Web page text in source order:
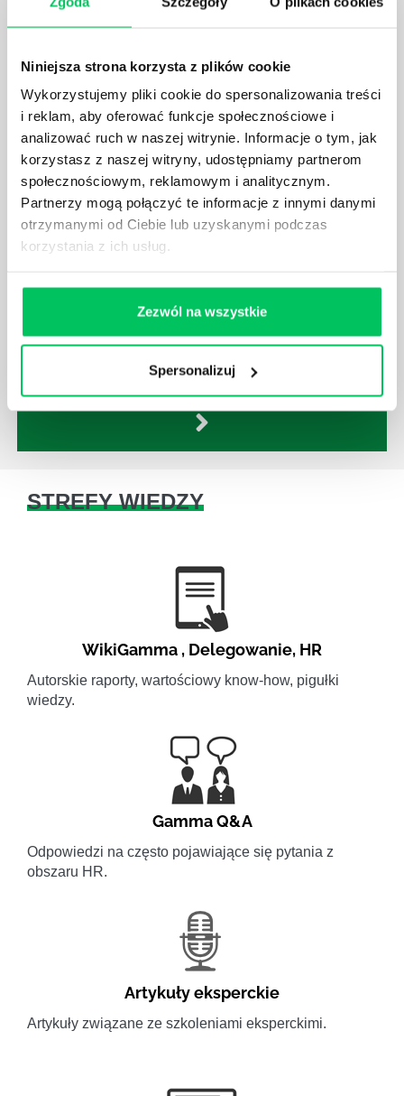
Niniejsza strona korzysta z plików cookie
Wykorzystujemy pliki cookie do spersonalizowania treści
i reklam, aby oferować funkcje społecznościowe i
analizować ruch w naszej witrynie. Informacje o tym, jak
korzystasz z naszej witryny, udostępniamy partnerom
społecznościowym, reklamowym i analitycznym.
Partnerzy mogą połączyć te informacje z innymi danymi
otrzymanymi od Ciebie lub uzyskanymi podczas
korzystania z ich usług.
Zezwól na wszystkie
Spersonalizuj
JAK BRYGADZISTA MOŻE ROZWINĄĆ SWOJE
Menedżer to niezwykle ważne stanowisko w każdej
firmie. Osoba je pełniąca jest w pełni odpowiedzialna
za realizację działań podległych mu osób oraz
działu.
JAKĄ METODĘ ZARZĄDZANIA POWINIEN ZNAĆ
Istnieje wiele metod zarządzania, które mogą okazać
się niezwykle przydatne. Zarządzanie zasobami
ludzkimi oraz poszczególnymi etapami projektu nie
jest jednak łatwe i warto mieć tego świadomość.
STREFY WIEDZY
WikiGamma , Delegowanie, HR
Autorskie raporty, wartościowy know-how, pigułki
wiedzy.
Gamma Q&A
Odpowiedzi na często pojawiające się pytania z
obszaru HR.
Artykuły eksperckie
Artykuły związane ze szkoleniami eksperckimi.